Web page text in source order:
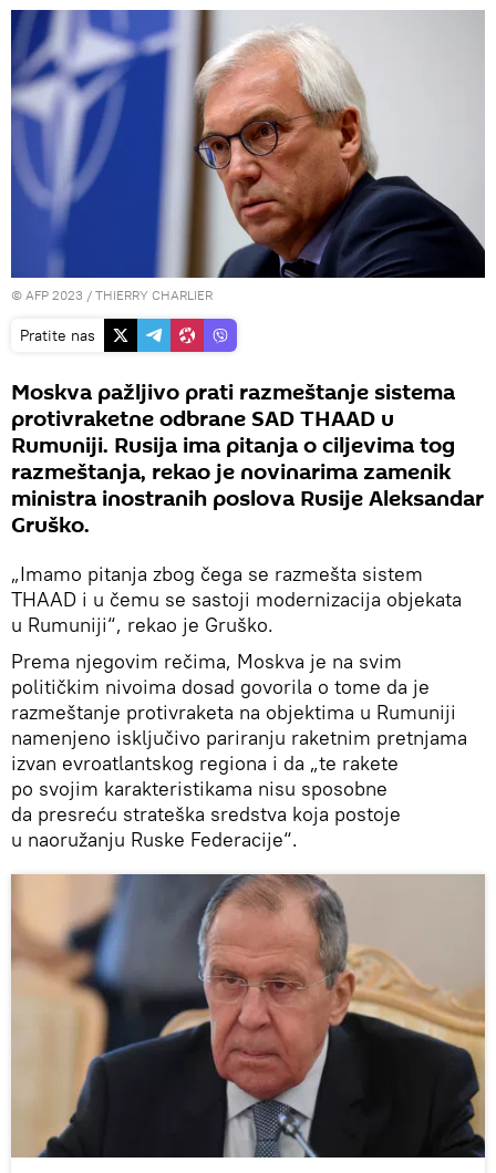
© AFP 2023 / THIERRY CHARLIER
Pratite nas
Moskva pažljivo prati razmeštanje sistema
protivraketne odbrane SAD THAAD u
Rumuniji. Rusija ima pitanja o ciljevima tog
razmeštanja, rekao je novinarima zamenik
ministra inostranih poslova Rusije Aleksandar
Gruško.
„Imamo pitanja zbog čega se razmešta sistem
THAAD i u čemu se sastoji modernizacija objekata
u Rumuniji“, rekao je Gruško.
Prema njegovim rečima, Moskva je na svim
političkim nivoima dosad govorila o tome da je
razmeštanje protivraketa na objektima u Rumuniji
namenjeno isključivo pariranju raketnim pretnjama
izvan evroatlantskog regiona i da „te rakete
po svojim karakteristikama nisu sposobne
da presreću strateška sredstva koja postoje
u naoružanju Ruske Federacije“.